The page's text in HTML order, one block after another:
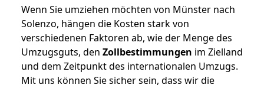
Wenn Sie umziehen möchten von Münster nach
Solenzo, hängen die Kosten stark von
verschiedenen Faktoren ab, wie der Menge des
Umzugsguts, den Zollbestimmungen im Zielland
und dem Zeitpunkt des internationalen Umzugs.
Mit uns können Sie sicher sein, dass wir die